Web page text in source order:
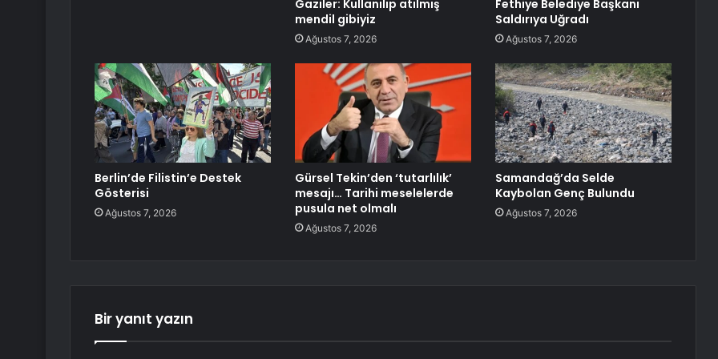
Gaziler: Kullanılıp atılmış
mendil gibiyiz
Ağustos 7, 2026
Fethiye Belediye Başkanı
Saldırıya Uğradı
Ağustos 7, 2026
Berlin’de Filistin’e Destek
Gösterisi
Ağustos 7, 2026
Gürsel Tekin’den ‘tutarlılık’
mesajı… Tarihi meselelerde
pusula net olmalı
Ağustos 7, 2026
Samandağ’da Selde
Kaybolan Genç Bulundu
Ağustos 7, 2026
Bir yanıt yazın